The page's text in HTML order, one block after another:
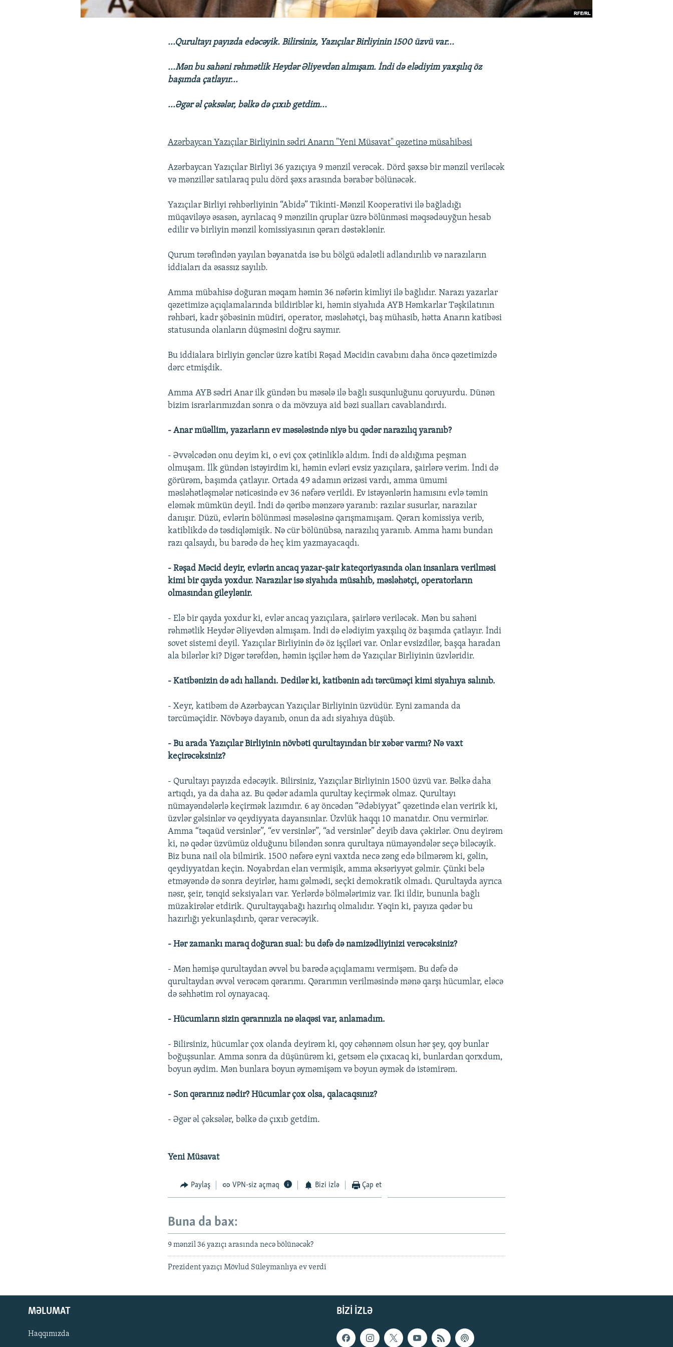
...Qurultayı payızda edəcəyik. Bilirsiniz, Yazıçılar Birliyinin 1500 üzvü var...
...Mən bu sahəni rəhmətlik Heydər Əliyevdən almışam. İndi də elədiyim yaxşılıq öz
başımda çatlayır...
...Əgər əl çəksələr, bəlkə də çıxıb getdim...
Azərbaycan Yazıçılar Birliyinin sədri Anarın "Yeni Müsavat" qəzetinə müsahibəsi
Azərbaycan Yazıçılar Birliyi 36 yazıçıya 9 mənzil verəcək. Dörd şəxsə bir mənzil veriləcək
və mənzillər satılaraq pulu dörd şəxs arasında bərabər bölünəcək.
Yazıçılar Birliyi rəhbərliyinin “Abidə” Tikinti-Mənzil Kooperativi ilə bağladığı
müqaviləyə əsasən, ayrılacaq 9 mənzilin qruplar üzrə bölünməsi məqsədəuyğun hesab
edilir və birliyin mənzil komissiyasının qərarı dəstəklənir.
Qurum tərəfindən yayılan bəyanatda isə bu bölgü ədalətli adlandırılıb və narazıların
iddiaları da əsassız sayılıb.
Amma mübahisə doğuran məqam həmin 36 nəfərin kimliyi ilə bağlıdır. Narazı yazarlar
qəzetimizə açıqlamalarında bildiriblər ki, həmin siyahıda AYB Həmkarlar Təşkilatının
rəhbəri, kadr şöbəsinin müdiri, operator, məsləhətçi, baş mühasib, hətta Anarın katibəsi
statusunda olanların düşməsini doğru saymır.
Bu iddialara birliyin gənclər üzrə katibi Rəşad Məcidin cavabını daha öncə qəzetimizdə
dərc etmişdik.
Amma AYB sədri Anar ilk gündən bu məsələ ilə bağlı susqunluğunu qoruyurdu. Dünən
bizim israrlarımızdan sonra o da mövzuya aid bəzi sualları cavablandırdı.
- Anar müəllim, yazarların ev məsələsində niyə bu qədər narazılıq yaranıb?
- Əvvəlcədən onu deyim ki, o evi çox çətinliklə aldım. İndi də aldığıma peşman
olmuşam. İlk gündən istəyirdim ki, həmin evləri evsiz yazıçılara, şairlərə verim. İndi də
görürəm, başımda çatlayır. Ortada 49 adamın ərizəsi vardı, amma ümumi
məsləhətləşmələr nəticəsində ev 36 nəfərə verildi. Ev istəyənlərin hamısını evlə təmin
eləmək mümkün deyil. İndi də qəribə mənzərə yaranıb: razılar susurlar, narazılar
danışır. Düzü, evlərin bölünməsi məsələsinə qarışmamışam. Qərarı komissiya verib,
katiblikdə də təsdiqləmişik. Nə cür bölünübsə, narazılıq yaranıb. Amma hamı bundan
razı qalsaydı, bu barədə də heç kim yazmayacaqdı.
- Rəşad Məcid deyir, evlərin ancaq yazar-şair kateqoriyasında olan insanlara verilməsi
kimi bir qayda yoxdur. Narazılar isə siyahıda müsahib, məsləhətçi, operatorların
olmasından gileylənir.
- Elə bir qayda yoxdur ki, evlər ancaq yazıçılara, şairlərə veriləcək. Mən bu sahəni
rəhmətlik Heydər Əliyevdən almışam. İndi də elədiyim yaxşılıq öz başımda çatlayır. İndi
sovet sistemi deyil. Yazıçılar Birliyinin də öz işçiləri var. Onlar evsizdilər, başqa haradan
ala bilərlər ki? Digər tərəfdən, həmin işçilər həm də Yazıçılar Birliyinin üzvləridir.
- Katibənizin də adı hallandı. Dedilər ki, katibənin adı tərcüməçi kimi siyahıya salınıb.
- Xeyr, katibəm də Azərbaycan Yazıçılar Birliyinin üzvüdür. Eyni zamanda da
tərcüməçidir. Növbəyə dayanıb, onun da adı siyahıya düşüb.
- Bu arada Yazıçılar Birliyinin növbəti qurultayından bir xəbər varmı? Nə vaxt
keçirəcəksiniz?
- Qurultayı payızda edəcəyik. Bilirsiniz, Yazıçılar Birliyinin 1500 üzvü var. Bəlkə daha
artıqdı, ya da daha az. Bu qədər adamla qurultay keçirmək olmaz. Qurultayı
nümayəndələrlə keçirmək lazımdır. 6 ay öncədən “Ədəbiyyat” qəzetində elan veririk ki,
üzvlər gəlsinlər və qeydiyyata dayansınlar. Üzvlük haqqı 10 manatdır. Onu vermirlər.
Amma “təqaüd versinlər”, “ev versinlər”, “ad versinlər” deyib dava çəkirlər. Onu deyirəm
ki, nə qədər üzvümüz olduğunu biləndən sonra qurultaya nümayəndələr seçə biləcəyik.
Biz buna nail ola bilmirik. 1500 nəfərə eyni vaxtda necə zəng edə bilmərəm ki, gəlin,
qeydiyyatdan keçin. Noyabrdan elan vermişik, amma əksəriyyət gəlmir. Çünki belə
etməyəndə də sonra deyirlər, hamı gəlmədi, seçki demokratik olmadı. Qurultayda ayrıca
nəsr, şeir, tənqid seksiyaları var. Yerlərdə bölmələrimiz var. İki ildir, bununla bağlı
müzakirələr etdirik. Qurultayqabağı hazırlıq olmalıdır. Yəqin ki, payıza qədər bu
hazırlığı yekunlaşdırıb, qərar verəcəyik.
- Hər zamankı maraq doğuran sual: bu dəfə də namizədliyinizi verəcəksiniz?
- Mən həmişə qurultaydan əvvəl bu barədə açıqlamamı vermişəm. Bu dəfə də
qurultaydan əvvəl verəcəm qərarımı. Qərarımın verilməsində mənə qarşı hücumlar, eləcə
də səhhətim rol oynayacaq.
- Hücumların sizin qərarınızla nə əlaqəsi var, anlamadım.
- Bilirsiniz, hücumlar çox olanda deyirəm ki, qoy cəhənnəm olsun hər şey, qoy bunlar
boğuşsunlar. Amma sonra da düşünürəm ki, getsəm elə çıxacaq ki, bunlardan qorxdum,
boyun əydim. Mən bunlara boyun əyməmişəm və boyun əymək də istəmirəm.
- Son qərarınız nədir? Hücumlar çox olsa, qalacaqsınız?
- Əgər əl çəksələr, bəlkə də çıxıb getdim.
Yeni Müsavat
Paylaş VPN-siz açmaq Bizi izlə Çap et
Buna da bax:
9 mənzil 36 yazıçı arasında necə bölünəcək?
Prezident yazıçı Mövlud Süleymanlıya ev verdi
BIZI IZLƏ
MƏLUMAT
Haqqımızda